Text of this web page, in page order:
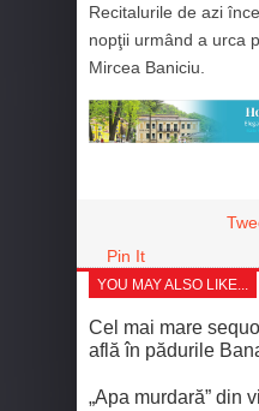
Recitalurile de azi
nopţii urmând a urca
Mircea Baniciu.
Pin It
YOU MAY ALSO LIKE...
Cel mai mare
află în pădurile
„Apa murdară” din